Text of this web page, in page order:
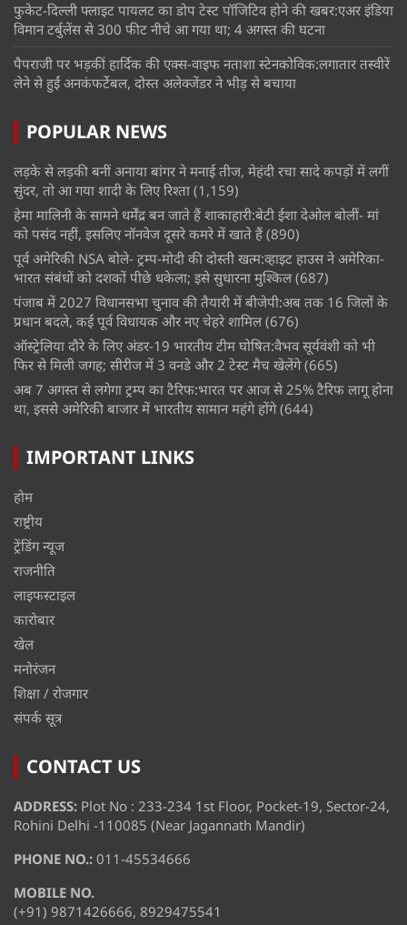
फुकेट-दिल्ली फ्लाइट पायलट का डोप टेस्ट पॉजिटिव होने की खबर:एअर इंडिया
विमान टर्बुलेंस से 300 फीट नीचे आ गया था; 4 अगस्त की घटना
पैपराजी पर भड़कीं हार्दिक की एक्स-वाइफ नताशा स्टेनकोविक:लगातार तस्वीरें
लेने से हुईं अनकंफर्टेबल, दोस्त अलेक्जेंडर ने भीड़ से बचाया
POPULAR NEWS
लड़के से लड़की बनीं अनाया बांगर ने मनाई तीज, मेहंदी रचा सादे कपड़ों में लगीं
सुंदर, तो आ गया शादी के लिए रिश्ता (1,159)
हेमा मालिनी के सामने धर्मेंद्र बन जाते हैं शाकाहारी:बेटी ईशा देओल बोलीं- मां
को पसंद नहीं, इसलिए नॉनवेज दूसरे कमरे में खाते हैं (890)
पूर्व अमेरिकी NSA बोले- ट्रम्प-मोदी की दोस्ती खत्म:व्हाइट हाउस ने अमेरिका-
भारत संबंधों को दशकों पीछे धकेला; इसे सुधारना मुश्किल (687)
पंजाब में 2027 विधानसभा चुनाव की तैयारी में बीजेपी:अब तक 16 जिलों के
प्रधान बदले, कई पूर्व विधायक और नए चेहरे शामिल (676)
ऑस्ट्रेलिया दौरे के लिए अंडर-19 भारतीय टीम घोषित:वैभव सूर्यवंशी को भी
फिर से मिली जगह; सीरीज में 3 वनडे और 2 टेस्ट मैच खेलेंगे (665)
अब 7 अगस्त से लगेगा ट्रम्प का टैरिफ:भारत पर आज से 25% टैरिफ लागू होना
था, इससे अमेरिकी बाजार में भारतीय सामान महंगे होंगे (644)
IMPORTANT LINKS
होम
राष्ट्रीय
ट्रेंडिंग न्यूज
राजनीति
लाइफस्टाइल
कारोबार
खेल
मनोरंजन
शिक्षा / रोजगार
संपर्क सूत्र
CONTACT US
ADDRESS: Plot No : 233-234 1st Floor, Pocket-19, Sector-24,
Rohini Delhi -110085 (Near Jagannath Mandir)
PHONE NO.: 011-45534666
MOBILE NO.
(+91) 9871426666, 8929475541